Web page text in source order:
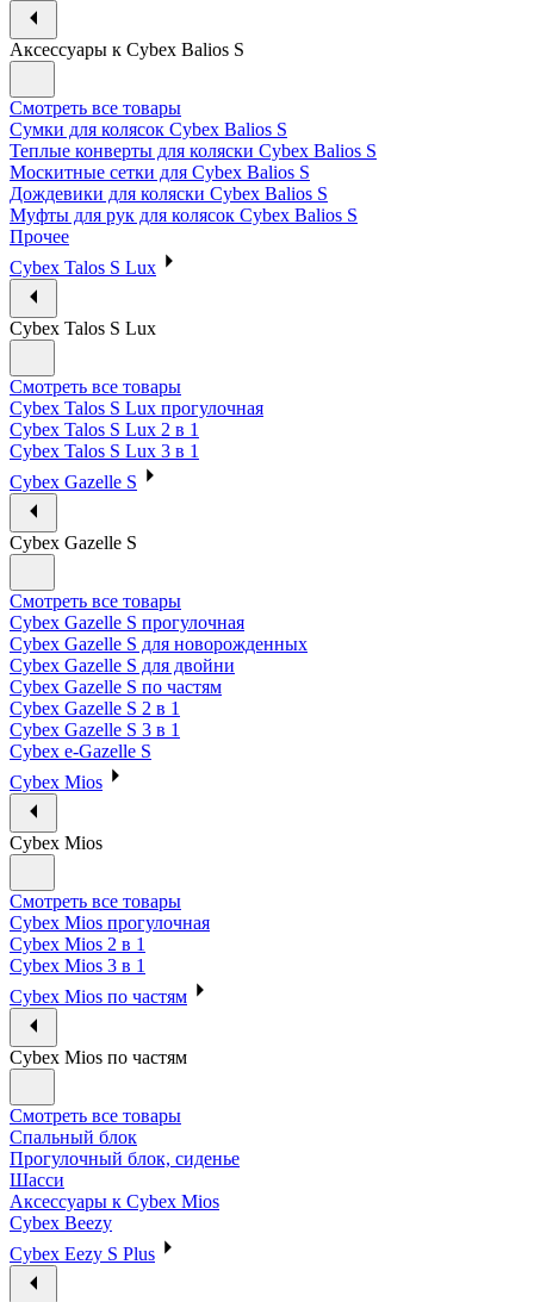
Аксессуары к Cybex Balios S
Смотреть все товары
Сумки для колясок Cybex Balios S
Теплые конверты для коляски Cybex Balios S
Москитные сетки для Cybex Balios S
Дождевики для коляски Cybex Balios S
Муфты для рук для колясок Cybex Balios S
Прочее
Cybex Talos S Lux
Cybex Talos S Lux
Смотреть все товары
Cybex Talos S Lux прогулочная
Cybex Talos S Lux 2 в 1
Cybex Talos S Lux 3 в 1
Cybex Gazelle S
Cybex Gazelle S
Смотреть все товары
Cybex Gazelle S прогулочная
Cybex Gazelle S для новорожденных
Cybex Gazelle S для двойни
Cybex Gazelle S по частям
Cybex Gazelle S 2 в 1
Cybex Gazelle S 3 в 1
Cybex e-Gazelle S
Cybex Mios
Cybex Mios
Смотреть все товары
Cybex Mios прогулочная
Cybex Mios 2 в 1
Cybex Mios 3 в 1
Cybex Mios по частям
Cybex Mios по частям
Смотреть все товары
Спальный блок
Прогулочный блок, сиденье
Шасси
Аксессуары к Cybex Mios
Cybex Beezy
Cybex Eezy S Plus